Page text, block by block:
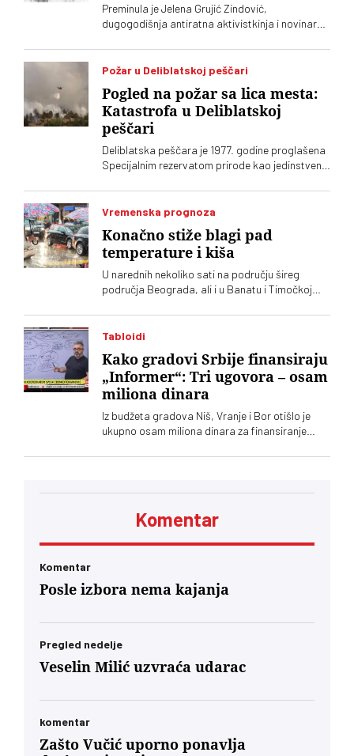
Preminula je Jelena Grujić Zindović,
dugogodišnja antiratna aktivistkinja i novinarka
Požar u Deliblatskoj peščari
Pogled na požar sa lica mesta:
Katastrofa u Deliblatskoj
peščari
Deliblatska peščara je 1977. godine proglašena
Specijalnim rezervatom prirode kao jedinstveni
ne postoji nigde drugde u Evropi. Sada gori
preko 700 hektara. Stefan Cvetković,
kako to doživljava
Vremenska prognoza
Konačno stiže blagi pad
temperature i kiša
U narednih nekoliko sati na području šireg
područja Beograda, ali i u Banatu i Timočkoj
juga Bačke i u brdsko-planinskim predelima
mogu se očekivati padavine, objavio je RHMZ
Tabloidi
Kako gradovi Srbije finansiraju
„Informer“: Tri ugovora – osam
miliona dinara
Iz budžeta gradova Niš, Vranje i Bor otišlo je
ukupno osam miliona dinara za finansiranje
narodna poslanica Stranke slobode i pravde
Komentar
Komentar
Posle izbora nema kajanja
Pregled nedelje
Veselin Milić uzvraća udarac
komentar
Zašto Vučić uporno ponavlja